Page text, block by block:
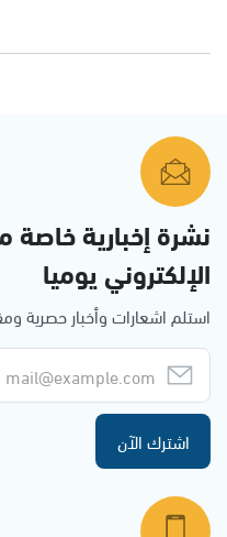
نشرة إخبارية خاصة
الإلكتروني يوميا
استلم اشعارات وأخبار حصرية
اشترك الآن